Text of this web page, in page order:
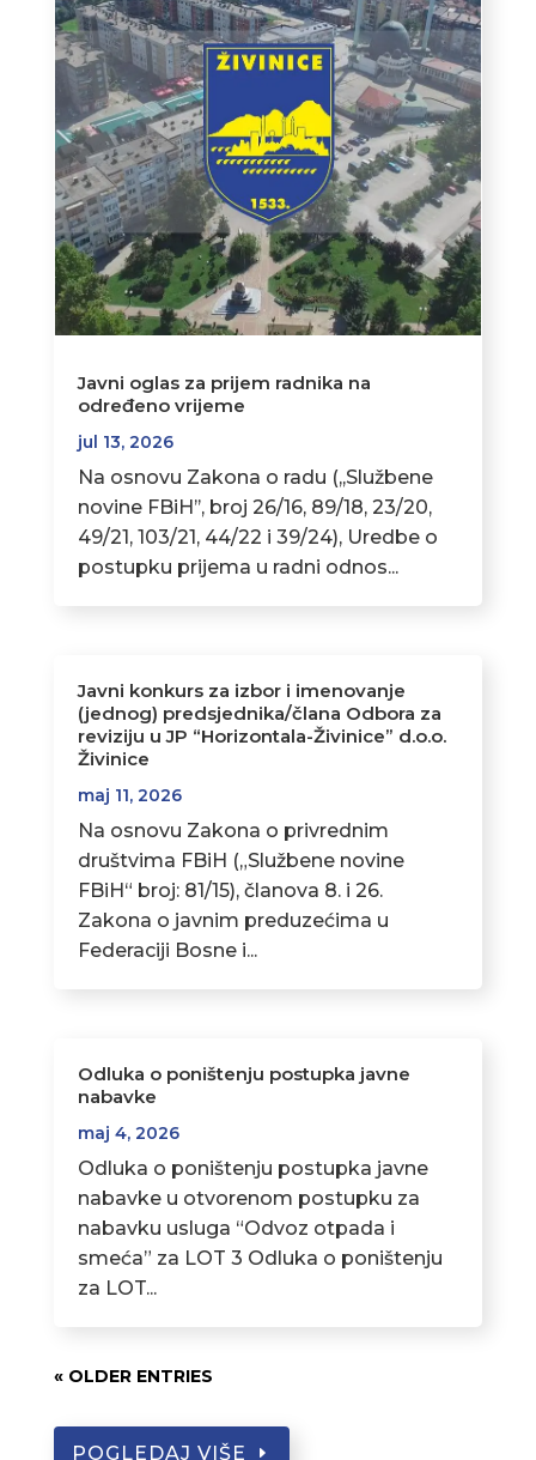
Javni oglas za prijem radnika na
određeno vrijeme
jul 13, 2026
Na osnovu Zakona o radu (,,Službene
novine FBiH’’, broj 26/16, 89/18, 23/20,
49/21, 103/21, 44/22 i 39/24), Uredbe o
postupku prijema u radni odnos...
Javni konkurs za izbor i imenovanje
(jednog) predsjednika/člana Odbora za
reviziju u JP “Horizontala-Živinice” d.o.o.
Živinice
maj 11, 2026
Na osnovu Zakona o privrednim
društvima FBiH („Službene novine
FBiH“ broj: 81/15), članova 8. i 26.
Zakona o javnim preduzećima u
Federaciji Bosne i...
Odluka o poništenju postupka javne
nabavke
maj 4, 2026
Odluka o poništenju postupka javne
nabavke u otvorenom postupku za
nabavku usluga “Odvoz otpada i
smeća” za LOT 3 Odluka o poništenju
za LOT...
« OLDER ENTRIES
POGLEDAJ VIŠE